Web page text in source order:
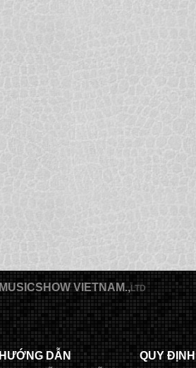
MUSICSHOW VIETNAM.,LTD
HƯỚNG DẪN
QUY ĐỊNH